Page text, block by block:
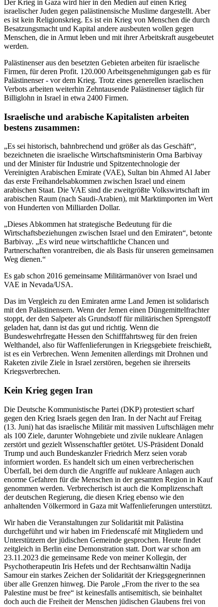
Der Krieg in Gaza wird hier in den Medien auf einen Krieg
israelischer Juden gegen palästinensische Muslime dargestellt. Aber
es ist kein Religionskrieg. Es ist ein Krieg von Menschen die durch
Besatzungsmacht und Kapital andere ausbeuten wollen gegen
Menschen, die in Armut leben und mit ihrer Arbeitskraft ausgebeutet
werden.
Palästinenser aus den besetzten Gebieten arbeiten für israelische
Firmen, für deren Profit. 120.000 Arbeitsgenehmigungen gab es für
Palästinenser - vor dem Krieg. Trotz eines generellen israelischen
Verbots arbeiten weiterhin Zehntausende Palästinenser täglich für
Billiglohn in Israel in etwa 2400 Firmen.
Israelische und arabische Kapitalisten arbeiten
bestens zusammen:
Es sei historisch, bahnbrechend und größer als das Geschäft ,
bezeichneten die israelische Wirtschaftsministerin Orna Barbivay
und der Minister für Industrie und Spitzentechnologie der
Vereinigten Arabischen Emirate (VAE), Sultan bin Ahmed Al Jaber
das erste Freihandelsabkommen zwischen Israel und einem
arabischen Staat. Die VAE sind die zweitgrößte Volkswirtschaft im
arabischen Raum (nach Saudi-Arabien), mit Marktimporten im Wert
von Hunderten von Milliarden Dollar.
Dieses Abkommen hat strategische Bedeutung für die
Wirtschaftsbeziehungen zwischen Israel und den Emiraten , betonte
Barbivay.
Es wird neue wirtschaftliche Chancen und
Partnerschaften vorantreiben, die als Basis für unseren gemeinsamen
Weg dienen.
Es gab schon 2016 gemeinsame Militärmanöver von Israel und
VAE in Nevada/USA.
Das im Vergleich zu den Emiraten arme Land Jemen ist solidarisch
mit den Palästinensern. Wenn der Jemen einen Düngemittelfrachter
stoppt, der den Salpeter als Grundstoff für militärischen Sprengstoff
geladen hat, dann ist das gut und richtig. Wenn die
Bundeswehrfregatte Hessen den Schifffahrtsweg für den freien
Welthandel, also für Waffenlieferungen in Kriegsgebiete freischießt,
ist es ein Verbrechen. Wenn Jemeniten allerdings mit Drohnen und
Raketen zivile Ziele in Israel zerstören, begehen sie ihrerseits
Kriegsverbrechen.
Kein Krieg gegen Iran
Die Deutsche Kommunistische Partei (DKP) protestiert scharf
gegen den Krieg Israels gegen den Iran. In der Nacht auf Freitag
(13. Juni) hat das israelische Militär mit massiven Luftschlägen mehr
als 100 Ziele, darunter Wohngebiete und zivile nukleare Anlagen
zerstört und gezielt Wissenschaftler getötet. US-Präsident Donald
Trump und auch Bundeskanzler Friedrich Merz seien vorab
informiert worden. Es handelt sich um einen verbrecherischen
Überfall, bei dem durch die Angriffe auf nukleare Anlagen auch
enorme Gefahren für die Menschen in der gesamten Region in Kauf
genommen werden. Verbrecherisch ist auch die Komplizenschaft
der deutschen Regierung, die diesen Krieg ebenso wie den
anhaltenden Völkermord in Gaza mit Waffenlieferungen unterstützt.
Wir haben die Veranstaltungen zur Solidarität mit Palästina
durchgeführt und wir haben im Friedenscafé mit Mitgliedern und
Unterstützern der jüdischen Gemeinde gesprochen. Heute findet
zeitgleich in Berlin eine Demonstration statt. Dort war schon am
23.11.2023 die gemeinsame Rede von meiner Kollegin, der
Psychotherapeutin Iris Hefets und der Rechtsanwältin Nadija
Samour ein starkes Zeichen der Solidarität der Kriegsgegnerinnen
über alle Grenzen hinweg. Die Parole
From the river to the sea
Palestine must be free
ist keinesfalls antisemitisch, sie beinhaltet
doch auch die Freiheit der Menschen jüdischen Glaubens frei von